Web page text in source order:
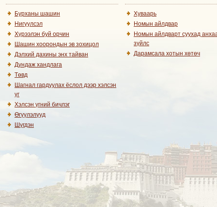
Бурханы шашин
Нигүүлсэл
Хүрээлэн буй орчин
Шашин хоорондын эв зохицол
Дэлхий дахины энх тайван
Дундаж хандлага
Төвд
Шагнал гардуулах ёслол дээр хэлсэн
үг
Хэлсэн үгний бичлэг
Өгүүлэлүүд
Шүгдэн
Хуваарь
Номын айлдвар
Номын айлдварт суухад
зүйлс
Дарамсала хотын хөтөч